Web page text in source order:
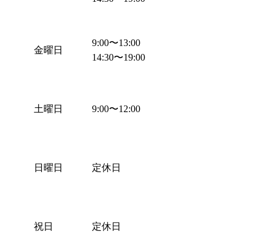
金曜日
土曜日
日曜日
祝日
9:00〜13:00
14:30〜19:00
9:00〜12:00
定休日
定休日